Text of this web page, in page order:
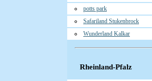
potts park
Safariland Stukenbrock
Wunderland Kalkar
Rheinland-Pfalz